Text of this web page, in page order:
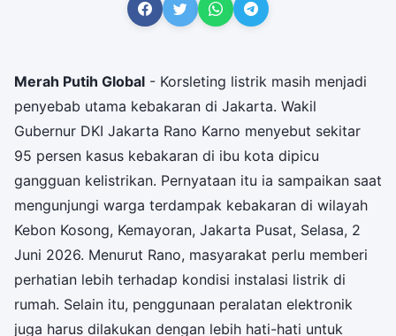
Merah Putih Global - Korsleting listrik masih menjadi
penyebab utama kebakaran di Jakarta. Wakil
Gubernur DKI Jakarta Rano Karno menyebut sekitar
95 persen kasus kebakaran di ibu kota dipicu
gangguan kelistrikan. Pernyataan itu ia sampaikan saat
mengunjungi warga terdampak kebakaran di wilayah
Kebon Kosong, Kemayoran, Jakarta Pusat, Selasa, 2
Juni 2026. Menurut Rano, masyarakat perlu memberi
perhatian lebih terhadap kondisi instalasi listrik di
rumah. Selain itu, penggunaan peralatan elektronik
juga harus dilakukan dengan lebih hati-hati untuk